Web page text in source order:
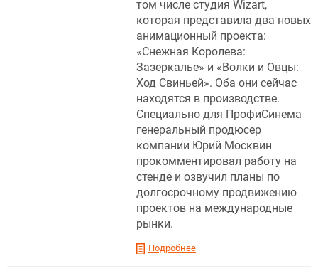
том числе студия Wizart,
которая представила два новых
анимационный проекта:
«Снежная Королева:
Зазеркалье» и «Волки и Овцы:
Ход Свиньей». Оба они сейчас
находятся в производстве.
Специально для ПрофиСинема
генеральный продюсер
компании Юрий Москвин
прокомментировал работу на
стенде и озвучил планы по
долгосрочному продвижению
проектов на международные
рынки.
Подробнее